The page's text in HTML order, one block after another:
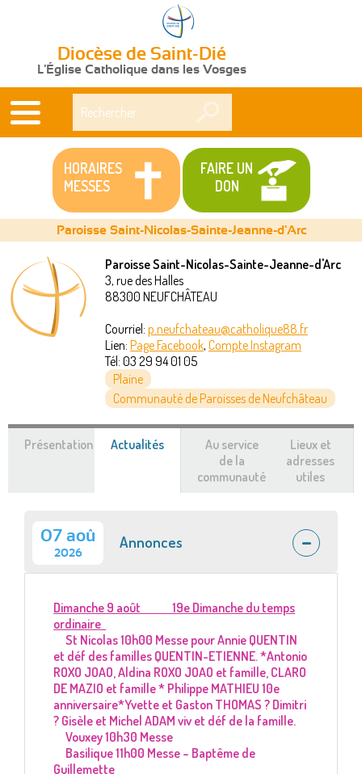
Diocèse de Saint-Dié
L'Église Catholique dans les Vosges
HORAIRES
MESSES
FAIRE UN
DON
Vous
êtes
Paroisse Saint-Nicolas-Sainte-Jeanne-d'Arc
Paroisse Saint-Nicolas-Sainte-Jeanne-d'Arc
3, rue des Halles
88300 NEUFCHÂTEAU
Courriel: p.neufchateau@catholique88.fr
Lien: Page Facebook, Compte Instagram
Tél: 03 29 94 01 05
Plaine
Communauté de Paroisses de Neufchâteau
Présentation Actualités
Au service
de la
communauté
Lieux et
adresses
utiles
07 aoû
2026
Annonces
Dimanche 9 août 19e Dimanche du temps
ordinaire
St Nicolas 10h00 Messe pour Annie QUENTIN
et déf des familles QUENTIN-ETIENNE. *Antonio
ROXO JOAO, Aldina ROXO JOAO et famille, CLARO
DE MAZIO et famille * Philippe MATHIEU 10e
anniversaire*Yvette et Gaston THOMAS ? Dimitri
? Gisèle et Michel ADAM viv et déf de la famille.
Vouxey 10h30 Messe
Basilique 11h00 Messe – Baptême de
Guillemette